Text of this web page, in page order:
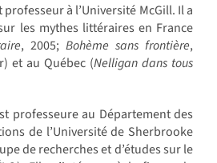
professeur à l’Université McGill. Il a
les mythes littéraires en France
, 2005;Bohème sans frontière,
et au Québec (Nelligan dans tous
professeure au Département des
de l’Université de Sherbrooke
de recherches et d’études sur le